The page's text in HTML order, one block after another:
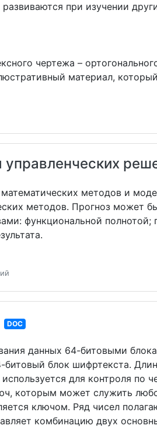
при изучении
чертежа –
материал,
методов и
методов. Прогноз может
функциональной полнотой;
DOC
данных 64-битовыми
блок шифртекста.
для контроля по
которым может служить
ключом. Ряд чисел
комбинацию двух